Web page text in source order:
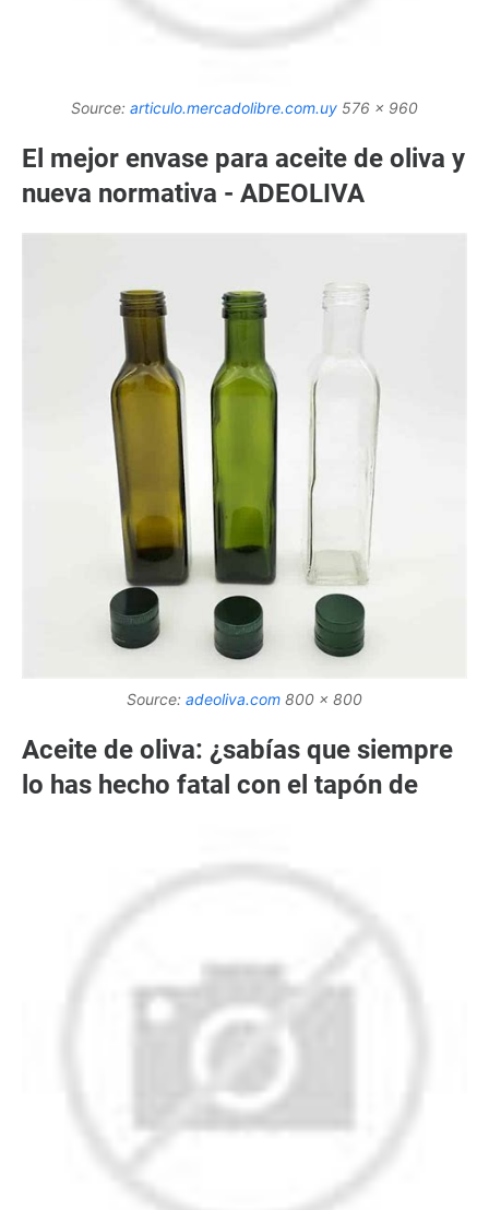
Source: articulo.mercadolibre.com.uy 576 x 960
El mejor envase para aceite de oliva y
nueva normativa - ADEOLIVA
Source: adeoliva.com 800 x 800
Aceite de oliva: ¿sabías que siempre
lo has hecho fatal con el tapón de